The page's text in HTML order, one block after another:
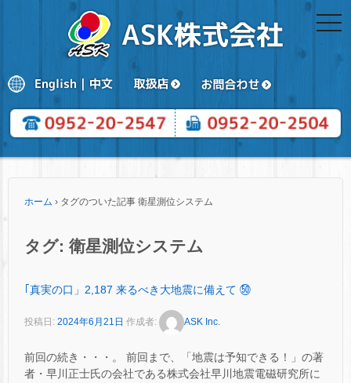
ホーム › タグのついた記事 衛星測位システム
タグ: 衛星測位システム
｢真実の口」2,187 来るべき大地震に備えて ㊿
投稿日: 2024年6月21日 作成者: ASK Inc.
前回の続き・・・。 前回まで、「地震は予知できる！」の著
者・早川正士氏の会社である株式会社早川地震電磁研究所に